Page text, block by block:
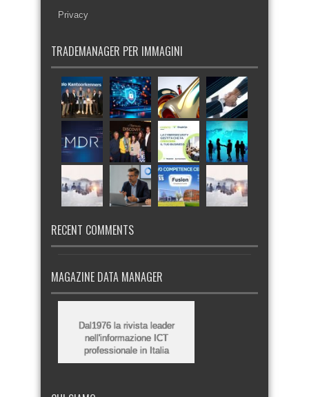
Privacy
TRADEMANAGER PER IMMAGINI
RECENT COMMENTS
MAGAZINE DATA MANAGER
Dal1976 la rivista leader
nell'informazione ICT
professionale in Italia